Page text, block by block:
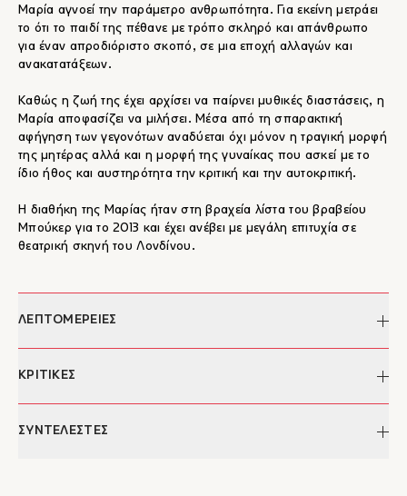
Μαρία αγνοεί την παράμετρο ανθρωπότητα. Για εκείνη μετράει
το ότι το παιδί της πέθανε με τρόπο σκληρό και απάνθρωπο
για έναν απροδιόριστο σκοπό, σε μια εποχή αλλαγών και
ανακατατάξεων.
Καθώς η ζωή της έχει αρχίσει να παίρνει μυθικές διαστάσεις, η
Μαρία αποφασίζει να μιλήσει. Μέσα από τη σπαρακτική
αφήγηση των γεγονότων αναδύεται όχι μόνον η τραγική μορφή
της μητέρας αλλά και η μορφή της γυναίκας που ασκεί με το
ίδιο ήθος και αυστηρότητα την κριτική και την αυτοκριτική.
Η διαθήκη της Μαρίας ήταν στη βραχεία λίστα του βραβείου
Μπούκερ για το 2013 και έχει ανέβει με μεγάλη επιτυχία σε
θεατρική σκηνή του Λονδίνου.
ΛΕΠΤΟΜΕΡΕΙΕΣ
Συγγραφέας:
Σχεδιασμός/
ΚΡΙΤΙΚΕΣ
Ο Τομπίν καταθέτει ένα εντυπωσιακό έργο θρησκευτικής
ΣΥΝΤΕΛΕΣΤΕΣ